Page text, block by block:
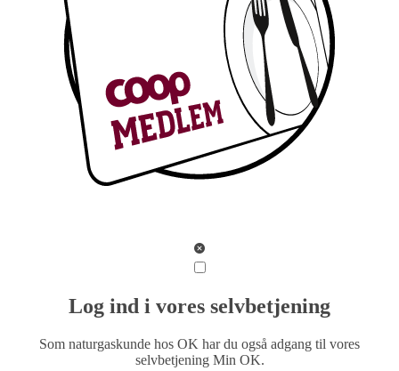
Log ind i vores selvbetjening
Som naturgaskunde hos OK har du også adgang til vores
selvbetjening Min OK.